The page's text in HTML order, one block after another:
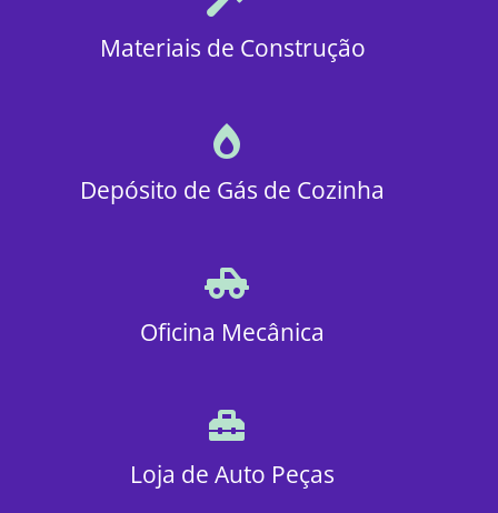
Materiais de Construção
Depósito de Gás de Cozinha
Oficina Mecânica
Loja de Auto Peças